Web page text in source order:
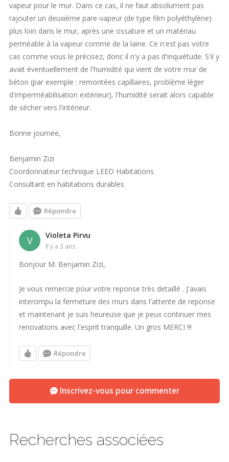
vapeur pour le mur. Dans ce cas, il ne faut absolument pas
rajouter un deuxième pare-vapeur (de type film polyéthylène)
plus loin dans le mur, après une ossature et un matériau
perméable à la vapeur comme de la laine. Ce n'est pas votre
cas comme vous le précisez, donc il n'y a pas d'inquiétude. S'il y
avait éventuellement de l'humidité qui vient de votre mur de
béton (par exemple : remontées capillaires, problème léger
d'imperméabilisation extérieur), l'humidité serait alors capable
de sécher vers l'intérieur.
Bonne journée,
Benjamin Zizi
Coordonnateur technique LEED Habitations
Consultant en habitations durables
Répondre
V Violeta Pirvu
il y a 3 ans
Bonjour M. Benjamin Zizi,
Je vous remercie pour votre reponse très detaillé . J'avais
interompu la fermeture des murs dans l'attente de reponse
et maintenant je suis heureuse que je peux continuer mes
renovations avec l'esprit tranquille. Un gros MERCI !!!
Répondre
Inscrivez-vous pour commenter
Recherches associées